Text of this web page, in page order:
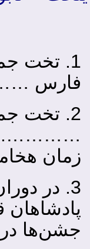
1. تخت جمشید در شمال استان
فارس
2. تخت جمشید پایتخت
………….
زمان
3. در دوران ………….
پادشاهان
جشن‌ها